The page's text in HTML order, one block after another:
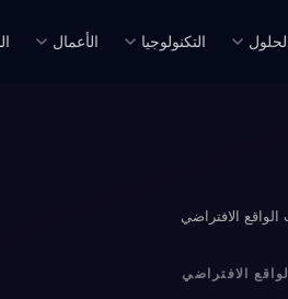
التكنولوجيا الأعمال
الواقع الافتراضي
الافتراضي